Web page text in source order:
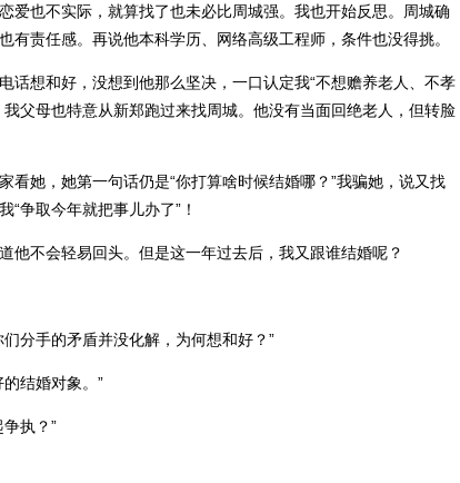
爱也不实际，就算找了也未必比周城强。我也开始反思。周城确
有责任感。再说他本科学历、网络高级工程师，条件也没得挑。
话想和好，没想到他那么坚决，一口认定我“不想赡养老人、不孝
父母也特意从新郑跑过来找周城。他没有当面回绝老人，但转脸
看她，她第一句话仍是“你打算啥时候结婚哪？”我骗她，说又找
“争取今年就把事儿办了”！
他不会轻易回头。但是这一年过去后，我又跟谁结婚呢？
分手的矛盾并没化解，为何想和好？”
结婚对象。”
执？”